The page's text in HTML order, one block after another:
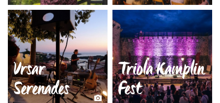
Vrsar
Serenades
Triola Kamplin
Fest